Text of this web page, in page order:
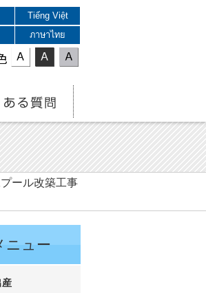
Tiếng Việt
ภาษาไทย
ール改築工事
ニュー
産